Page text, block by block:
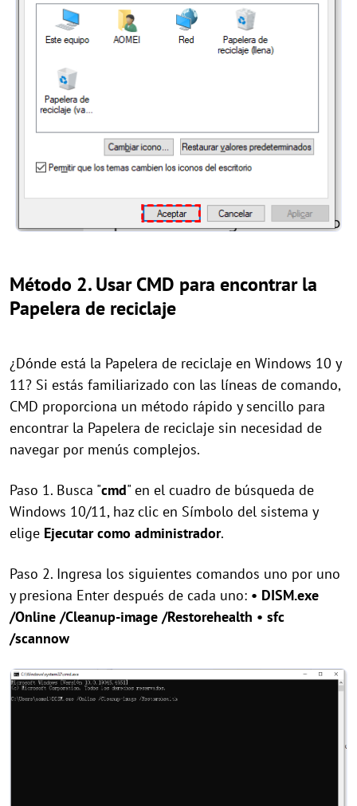
Método 2. Usar CMD para encontrar la
Papelera de reciclaje
¿Dónde está la Papelera de reciclaje en Windows 10 y
11? Si estás familiarizado con las líneas de comando,
CMD proporciona un método rápido y sencillo para
encontrar la Papelera de reciclaje sin necesidad de
navegar por menús complejos.
Paso 1. Busca "cmd" en el cuadro de búsqueda de
Windows 10/11, haz clic en Símbolo del sistema y
elige Ejecutar como administrador.
Paso 2. Ingresa los siguientes comandos uno por uno
y presiona Enter después de cada uno: • DISM.exe
/Online /Cleanup-image /Restorehealth • sfc
/scannow